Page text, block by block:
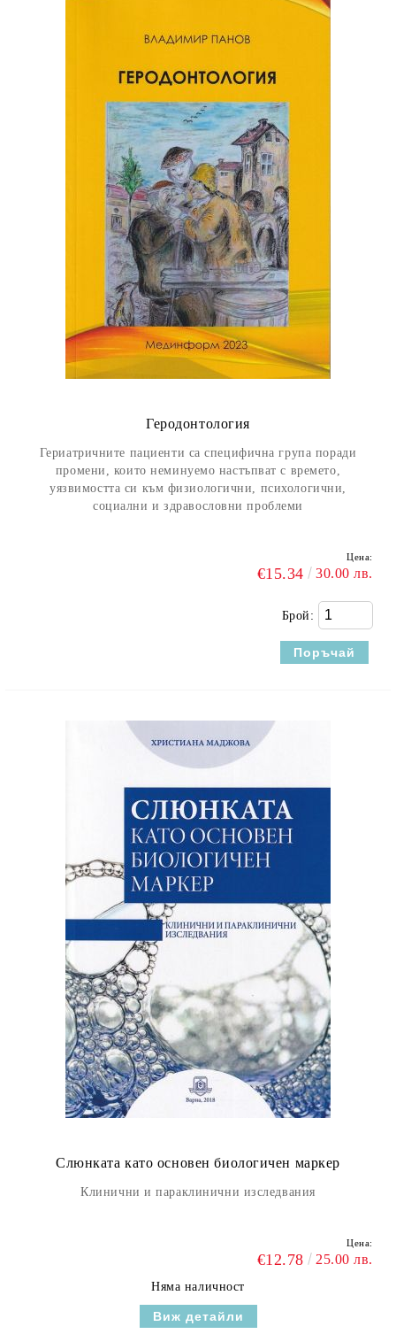
Геродонтология
Гериатричните пациенти са специфична група поради
промени, които неминуемо настъпват с времето,
уязвимостта си към физиологични, психологични,
социални и здравословни проблеми
Цена:
€15.34 30.00 лв.
Брой:
Слюнката като основен биологичен маркер
Клинични и параклинични изследвания
Цена:
€12.78 25.00 лв.
Няма наличност
Виж детайли